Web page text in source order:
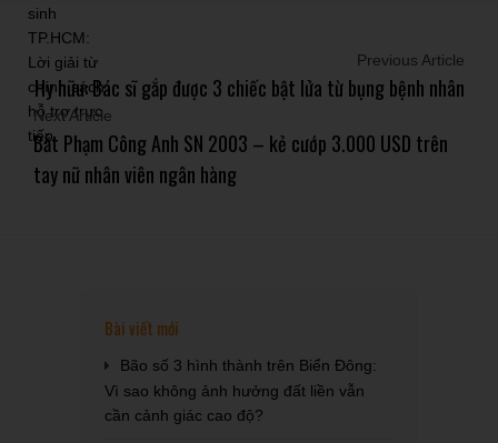
Previous Article
Hy hữu: Bác sĩ gắp được 3 chiếc bật lửa từ bụng bệnh nhân
Next Article
Bắt Phạm Công Anh SN 2003 – kẻ cướp 3.000 USD trên
tay nữ nhân viên ngân hàng
Bài viết mới
Bão số 3 hình thành trên Biển Đông:
Vì sao không ảnh hưởng đất liền vẫn
cần cảnh giác cao độ?